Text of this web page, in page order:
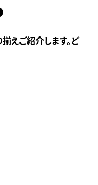
えご紹介します。ど